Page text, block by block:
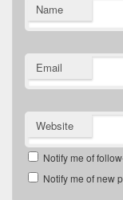
Name
Email
Website
Notify me of
Notify me of new